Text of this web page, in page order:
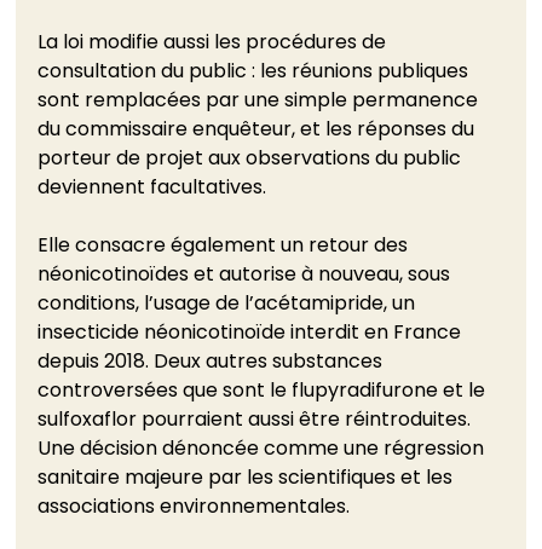
La loi modifie aussi les procédures de
consultation du public : les réunions publiques
sont remplacées par une simple permanence
du commissaire enquêteur, et les réponses du
porteur de projet aux observations du public
deviennent facultatives.
Elle consacre également un retour des
néonicotinoïdes et autorise à nouveau, sous
conditions, l’usage de l’acétamipride, un
insecticide néonicotinoïde interdit en France
depuis 2018. Deux autres substances
controversées que sont le flupyradifurone et le
sulfoxaflor pourraient aussi être réintroduites.
Une décision dénoncée comme une régression
sanitaire majeure par les scientifiques et les
associations environnementales.